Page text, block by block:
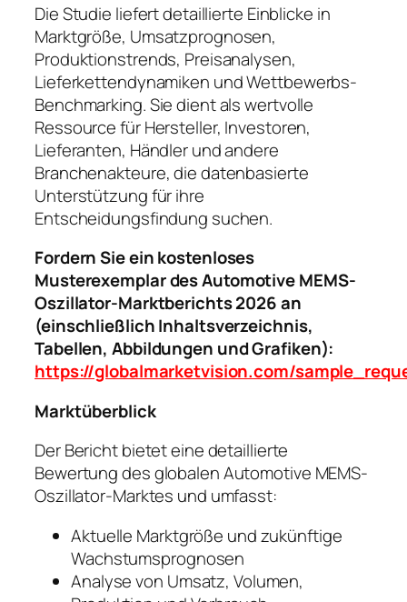
Die Studie liefert detaillierte Einblicke in
Marktgröße, Umsatzprognosen,
Produktionstrends, Preisanalysen,
Lieferkettendynamiken und Wettbewerbs-
Benchmarking. Sie dient als wertvolle
Ressource für Hersteller, Investoren,
Lieferanten, Händler und andere
Branchenakteure, die datenbasierte
Unterstützung für ihre
Entscheidungsfindung suchen.
Fordern Sie ein kostenloses
Musterexemplar des Automotive MEMS-
Oszillator-Marktberichts 2026 an
(einschließlich Inhaltsverzeichnis,
Tabellen, Abbildungen und Grafiken):
https://globalmarketvision.com/
Marktüberblick
Der Bericht bietet eine detaillierte
Bewertung des globalen Automotive MEMS-
Oszillator-Marktes und umfasst:
Aktuelle Marktgröße und zukünftige
Wachstumsprognosen
Analyse von Umsatz, Volumen,